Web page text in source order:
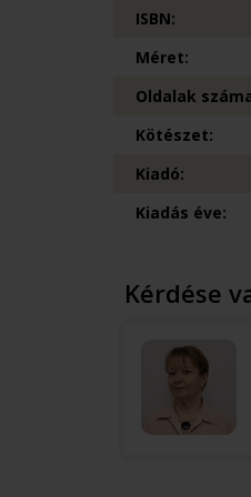
ISBN:
Méret:
Oldalak
Kötészet:
Kiadó:
Kiadás éve:
Kérdése